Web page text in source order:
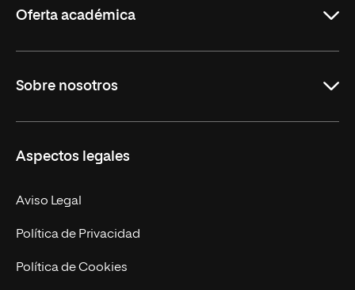
Oferta académica
Másteres Oficiales
Doctorados
Experto Universitario
Postgrados
Cursos Universitarios
Sobre nosotros
Facultades
Nuestro Equipo
Trabaja en UNIR
Actualidad
Aspectos legales
Aviso Legal
Política de Privacidad
Política de Cookies